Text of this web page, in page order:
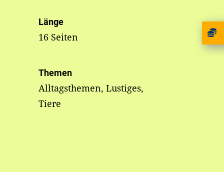
Länge
16 Seiten
Themen
Alltagsthemen, Lustiges,
Tiere